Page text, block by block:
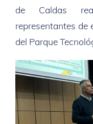
de Caldas
representantes de
del Parque